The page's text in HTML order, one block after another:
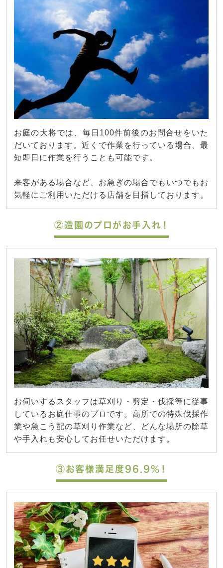
お庭の大将では、毎日100件前後のお問合せをいた
だいております。近くで作業を行っている場合、最
短即日に作業を行うことも可能です。
来客がある場合など、お急ぎの場合でもいつでもお
気軽にご利用いただける店舗を目指しております。
②造園のプロがお手入れ！
お伺いするスタッフは草刈り・剪定・伐採等に従事
しているお庭仕事のプロです。高所での特殊伐採作
業や急こう配の草刈り作業など、どんな場所の除草
や手入れも安心してお任せいただけます。
③お客様満足度96.9%！